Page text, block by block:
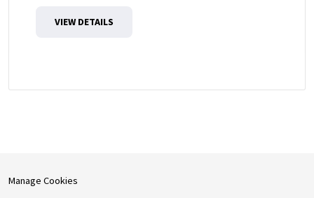
VIEW DETAILS
Manage Cookies